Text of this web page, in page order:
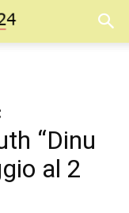
“Dinu
al 2